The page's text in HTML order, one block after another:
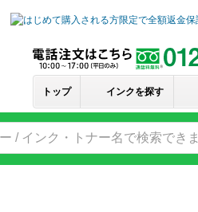
トップ インクを探す